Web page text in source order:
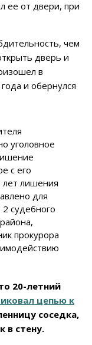
ее от двери, при
чем
дверь и
в
и обернулся
уголовное
с его
лет лишения
для
судебного
прокурора
20-летний
цепью к
соседка,
в стену.